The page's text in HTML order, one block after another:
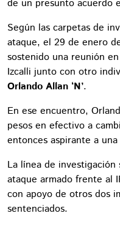
de un presunto acuerdo
Según las carpetas de
ataque, el 29 de enero
sostenido una reunión
Izcalli junto con otro
Orlando Allan ‘N’.
En ese encuentro,
pesos en efectivo a
entonces aspirante a
La línea de
ataque armado frente al
con apoyo de otros dos
sentenciados.